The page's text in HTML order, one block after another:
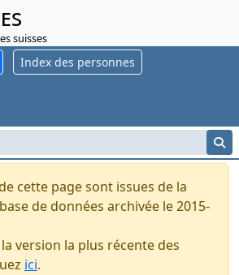
suisses
Index des personnes
cette page sont issues de la
de données archivée le 2015-
version la plus récente des
ici.